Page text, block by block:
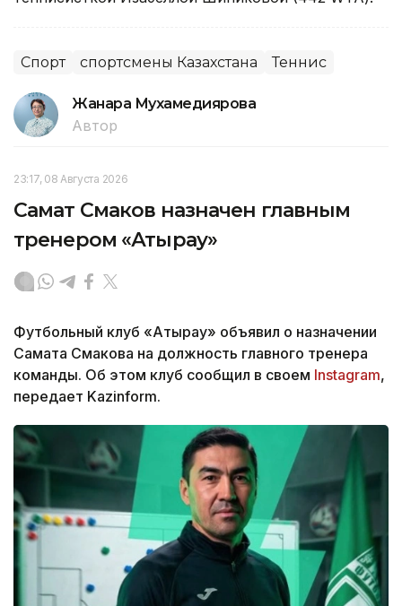
Спорт спортсмены Казахстана Теннис
Жанара Мухамедиярова
Автор
23:17, 08 Августа 2026
Самат Смаков назначен главным
тренером «Атырау»
Футбольный клуб «Атырау» объявил о назначении
Самата Смакова на должность главного тренера
команды. Об этом клуб сообщил в своем Instagram,
передает Kazinform.